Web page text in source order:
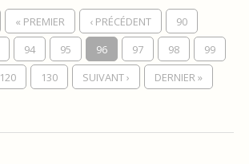
« PREMIER ‹ PRÉCÉDENT
90
94 95 96 97 98
99
120 130 SUIVANT › DERNIER »